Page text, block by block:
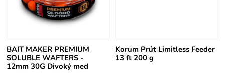
BAIT MAKER PREMIUM
SOLUBLE WAFTERS -
12mm 30G Divoký med
Korum Prút Limitless Feeder
13 ft 200 g